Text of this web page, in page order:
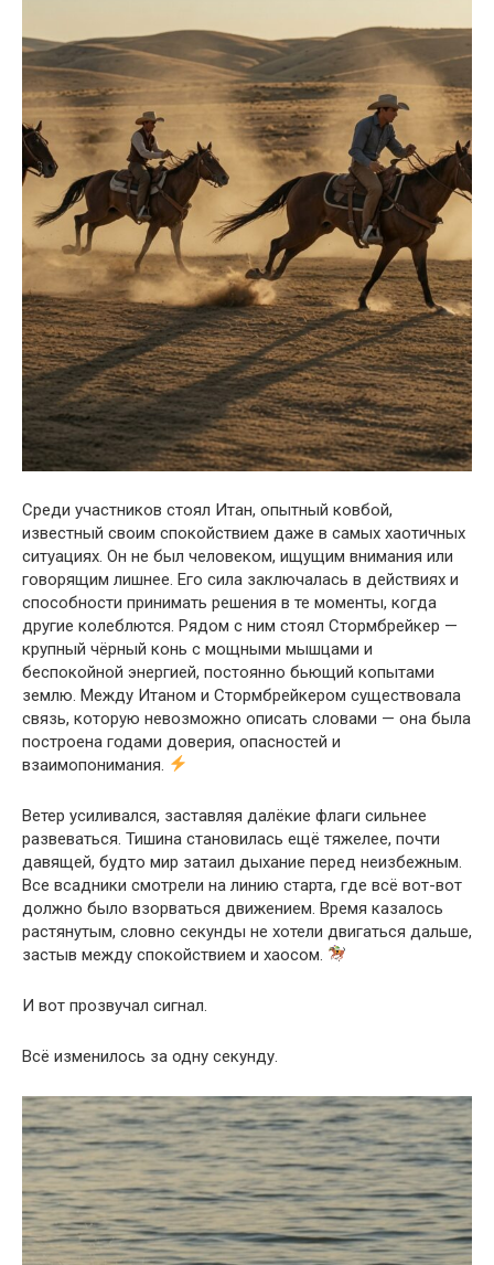
Среди участников стоял Итан, опытный ковбой,
известный своим спокойствием даже в самых хаотичных
ситуациях. Он не был человеком, ищущим внимания или
говорящим лишнее. Его сила заключалась в действиях и
способности принимать решения в те моменты, когда
другие колеблются. Рядом с ним стоял Стормбрейкер —
крупный чёрный конь с мощными мышцами и
беспокойной энергией, постоянно бьющий копытами
землю. Между Итаном и Стормбрейкером существовала
связь, которую невозможно описать словами — она была
построена годами доверия, опасностей и
взаимопонимания.
Ветер усиливался, заставляя далёкие флаги сильнее
развеваться. Тишина становилась ещё тяжелее, почти
давящей, будто мир затаил дыхание перед неизбежным.
Все всадники смотрели на линию старта, где всё вот-вот
должно было взорваться движением. Время казалось
растянутым, словно секунды не хотели двигаться дальше,
застыв между спокойствием и хаосом.
И вот прозвучал сигнал.
Всё изменилось за одну секунду.